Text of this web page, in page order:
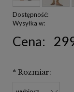
Dostępność:
Wysyłka w:
Cena:
* Rozmiar: